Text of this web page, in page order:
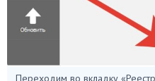
Переходим во вкладку